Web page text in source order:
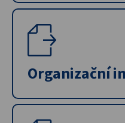
Organizační